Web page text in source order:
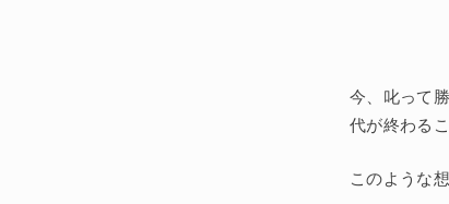
今、叱って
代が終わる
このような